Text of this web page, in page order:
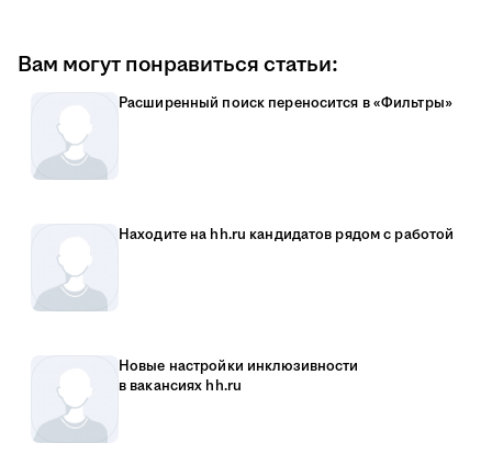
Вам могут понравиться статьи:
Расширенный поиск переносится в «Фильтры»
Находите на hh.ru кандидатов рядом с работой
Новые настройки инклюзивности
в вакансиях hh.ru